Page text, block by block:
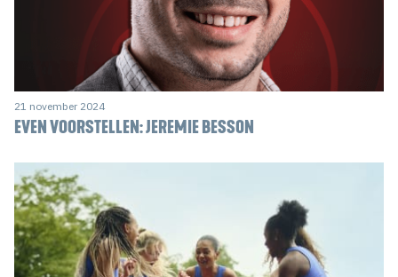
21 november 2024
EVEN VOORSTELLEN: JEREMIE BESSON